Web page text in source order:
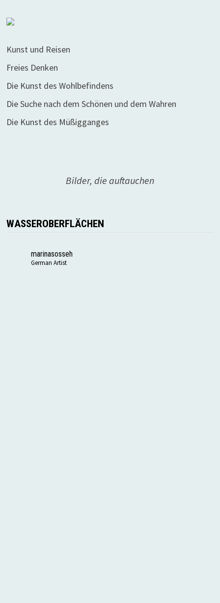
Kunst und Reisen
Freies Denken
Die Kunst des Wohlbefindens
Die Suche nach dem Schönen und dem Wahren
Die Kunst des Müßigganges
Bilder, die auftauchen
WASSEROBERFLÄCHEN
marinasosseh
German Artist